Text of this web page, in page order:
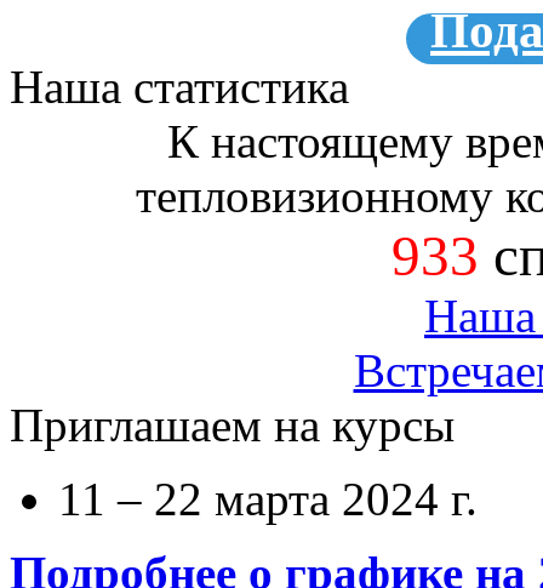
Наша статистика
К настоящему
тепловизионному
933
Наша
Приглашаем на курсы
11 – 22 марта 2024 г.
Подробнее о графике